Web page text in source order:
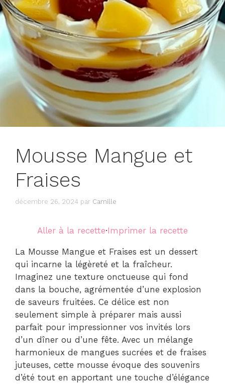
Mousse Mangue et
Fraises
décembre 26, 2024 par Camille
Aller à la recette·Imprimer la recette
La Mousse Mangue et Fraises est un dessert
qui incarne la légèreté et la fraîcheur.
Imaginez une texture onctueuse qui fond
dans la bouche, agrémentée d’une explosion
de saveurs fruitées. Ce délice est non
seulement simple à préparer mais aussi
parfait pour impressionner vos invités lors
d’un dîner ou d’une fête. Avec un mélange
harmonieux de mangues sucrées et de fraises
juteuses, cette mousse évoque des souvenirs
d’été tout en apportant une touche d’élégance